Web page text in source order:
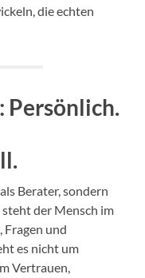
die echten
Persönlich.
Berater, sondern
der Mensch im
und
es nicht um
Vertrauen,